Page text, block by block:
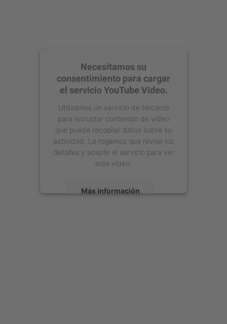
Necesitamos su
consentimiento para cargar
el servicio YouTube Video.
Utilizamos un servicio de terceros
para incrustar contenido de vídeo
que puede recopilar datos sobre su
actividad. Le rogamos que revise los
detalles y acepte el servicio para ver
este vídeo.
Más información